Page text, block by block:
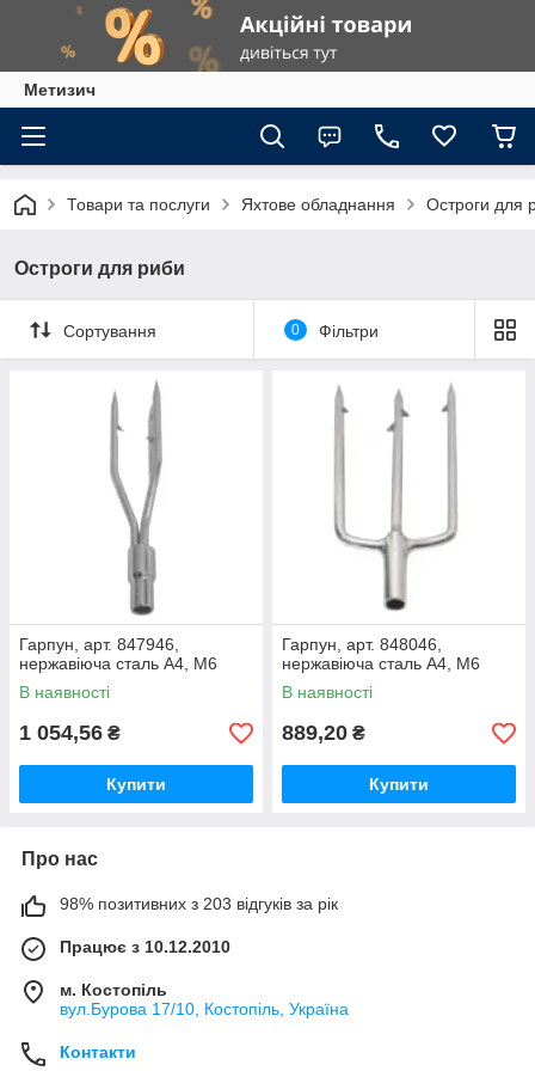
Метизич
Товари та послуги Яхтове обладнання Остроги для
Остроги для риби
Сортування 0 Фільтри
Гарпун, арт. 847946,
нержавіюча сталь А4, M6
В наявності
1 054,56 ₴
Купити
Гарпун, арт. 848046,
нержавіюча сталь А4, M6
В наявності
889,20 ₴
Купити
Про нас
98% позитивних з 203 відгуків за рік
Працює з 10.12.2010
м. Костопіль
вул.Бурова 17/10, Костопіль, Україна
Контакти